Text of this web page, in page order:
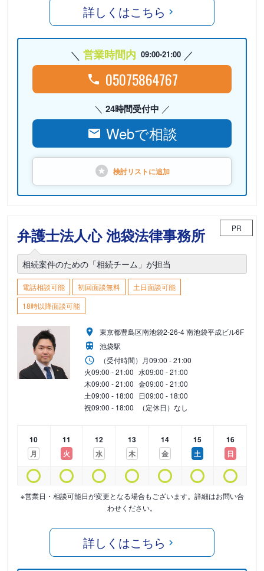
詳しくはこちら
営業時間内 09:00-21:00
05075864767
24時間受付中
Webで相談
検討リストに追加
弁護士法人心 池袋法律事務所 PR
相続案件のための「相続チーム」が担当
電話相談可能 初回面談無料
土日面談可能
18時以降面談可能
東京都豊島区南池袋2-26-4 南池袋平成ビル6F
池袋駅
（受付時間） 月09:00 - 21:00
火09:00 - 21:00 水09:00 - 21:00
木09:00 - 21:00 金09:00 - 21:00
土09:00 - 18:00 日09:00 - 18:00
祝09:00 - 18:00 （定休日）なし
10
月
11
火
12
水
13
木
14
金
15
土
16
日
※営業日・相談可能日が変更となる場合もございます。詳細はお問い合
わせください。
詳しくはこちら